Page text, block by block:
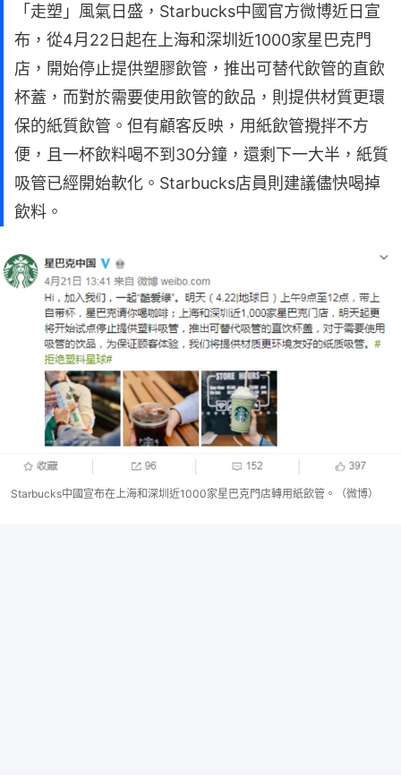
「走塑」風氣日盛，Starbucks中國官方微博近日宣
布，從4月22日起在上海和深圳近1000家星巴克門
店，開始停止提供塑膠飲管，推出可替代飲管的直飲
杯蓋，而對於需要使用飲管的飲品，則提供材質更環
保的紙質飲管。但有顧客反映，用紙飲管攪拌不方
便，且一杯飲料喝不到30分鐘，還剩下一大半，紙質
吸管已經開始軟化。Starbucks店員則建議儘快喝掉
飲料。
Starbucks中國宣布在上海和深圳近1000家星巴克門店轉用紙飲管。（微博）